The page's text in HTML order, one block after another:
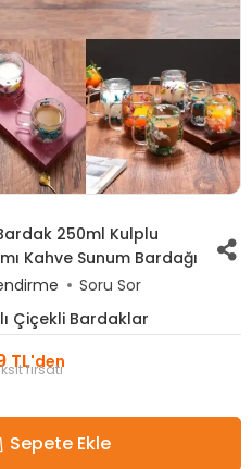
250ml Kulplu
Kahve Sunum Bardağı
Soru Sor
Çiçekli Bardaklar
TL'den
fırsatı
Sepete Ekle